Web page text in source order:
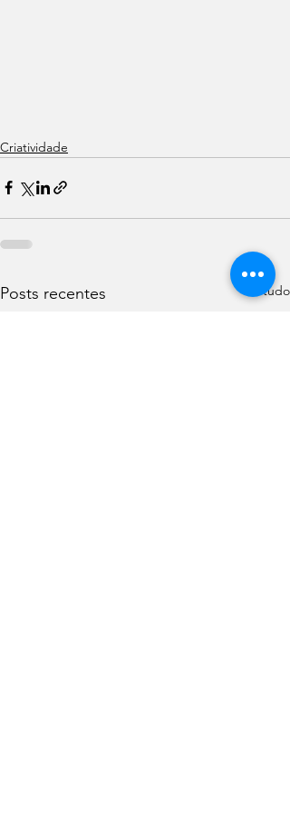
Criatividade
Posts recentes Ver tudo